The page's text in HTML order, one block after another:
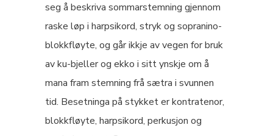
seg å beskriva sommarstemning gjennom
raske løp i harpsikord, stryk og sopranino-
blokkfløyte, og går ikkje av vegen for bruk
av ku-bjeller og ekko i sitt ynskje om å
mana fram stemning frå sætra i svunnen
tid. Besetninga på stykket er kontratenor,
blokkfløyte, harpsikord, perkusjon og